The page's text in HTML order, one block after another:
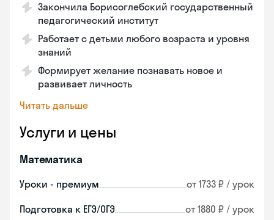
Закончила Борисоглебский государственный
педагогический институт
Работает с детьми любого возраста и уровня
знаний
Формирует желание познавать новое и
развивает личность
Читать дальше
Услуги и цены
Математика
Уроки - премиум от 1733 ₽ / урок
Подготовка к ЕГЭ/ОГЭ от 1880 ₽ / урок